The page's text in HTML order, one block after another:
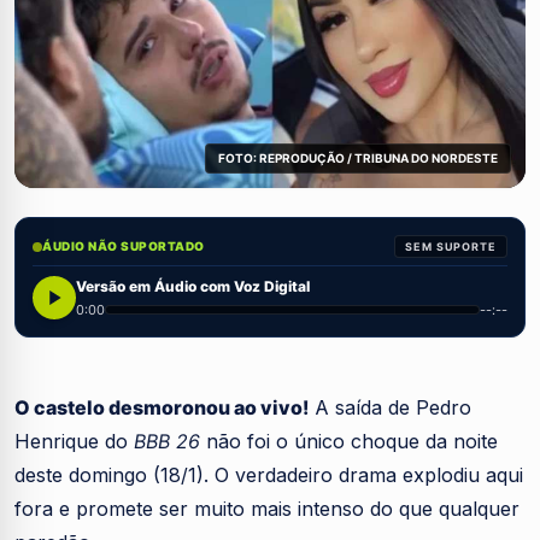
FOTO: REPRODUÇÃO / TRIBUNA DO NORDESTE
ÁUDIO NÃO SUPORTADO SEM SUPORTE
Versão em Áudio com Voz Digital
0:00 --:--
O castelo desmoronou ao vivo! A saída de Pedro
Henrique do BBB 26 não foi o único choque da noite
deste domingo (18/1). O verdadeiro drama explodiu aqui
fora e promete ser muito mais intenso do que qualquer